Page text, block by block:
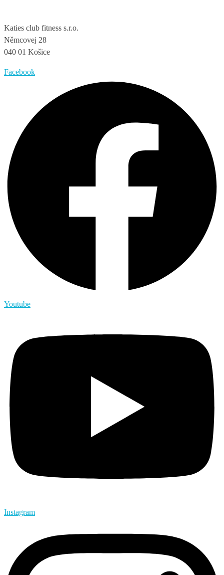
Katies club fitness s.r.o.
Němcovej 28
040 01 Košice
Facebook
Youtube
Instagram